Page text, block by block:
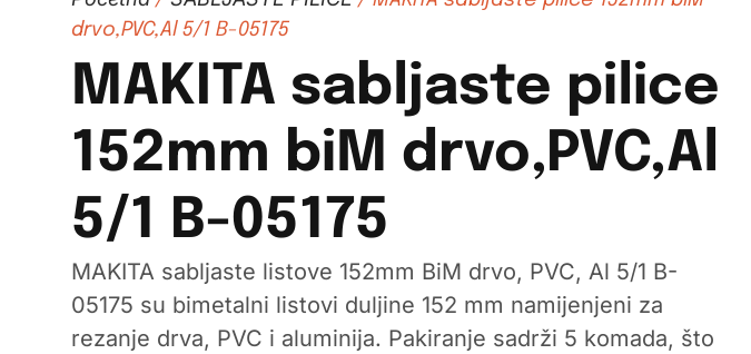
drvo,PVC,Al 5/1 B-05175
MAKITA sabljaste pilice
152mm biM drvo,PVC,Al
5/1 B-05175
MAKITA sabljaste listove 152mm BiM drvo, PVC, Al 5/1 B-
05175 su bimetalni listovi duljine 152 mm namijenjeni za
rezanje drva, PVC i aluminija. Pakiranje sadrži 5 komada, što